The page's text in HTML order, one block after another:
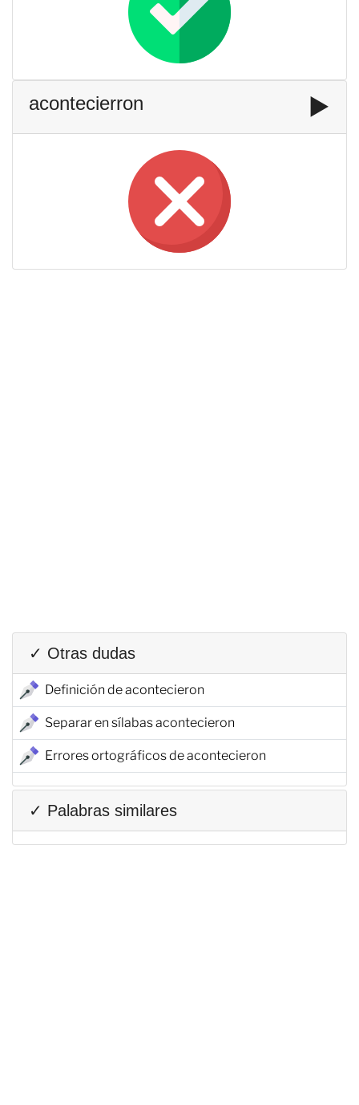
acontecierron ▶️
✓ Otras dudas
Definición de acontecieron
Separar en sílabas acontecieron
Errores ortográficos de acontecieron
✓ Palabras similares